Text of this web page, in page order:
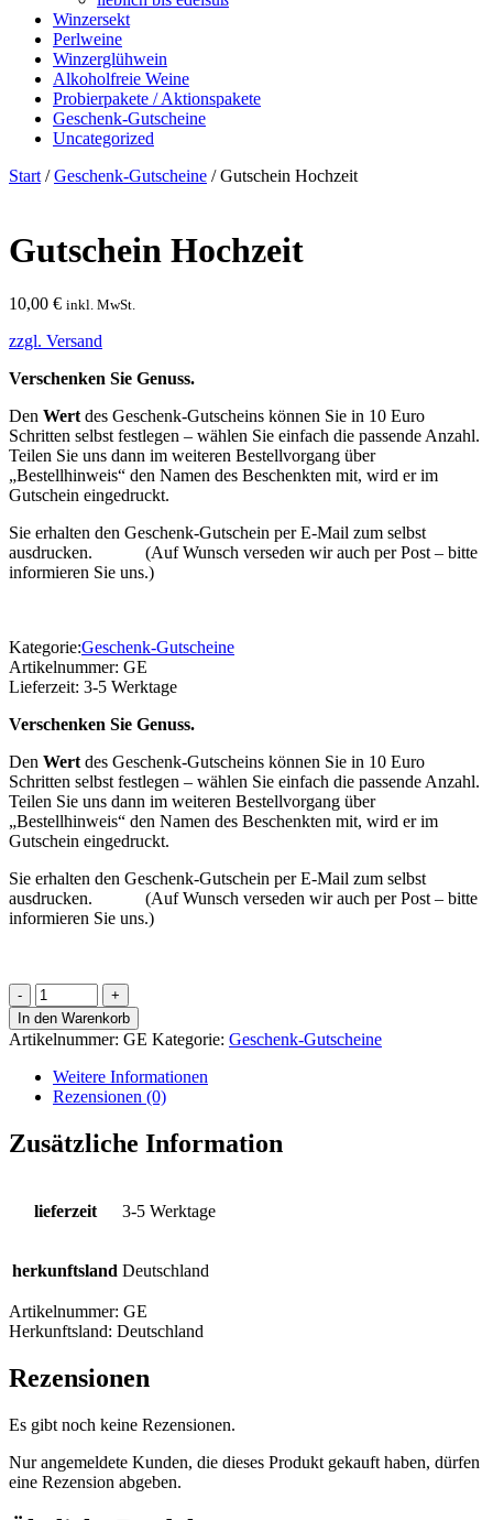
Winzersekt
Perlweine
Winzerglühwein
Alkoholfreie Weine
Probierpakete / Aktionspakete
Geschenk-Gutscheine
Uncategorized
Start/Geschenk-Gutscheine / Gutschein Hochzeit
Gutschein Hochzeit
10,00 € inkl. MwSt.
zzgl. Versand
Verschenken Sie Genuss.
Den Wert des Geschenk-Gutscheins können Sie in 10 Euro
Schritten selbst festlegen – wählen Sie einfach die passende Anzahl.
Teilen Sie uns dann im weiteren Bestellvorgang über
„Bestellhinweis“ den Namen des Beschenkten mit, wird er im
Gutschein eingedruckt.
Sie erhalten den Geschenk-Gutschein per E-Mail zum selbst
ausdrucken. (Auf Wunsch verseden wir auch per Post – bitte
informieren Sie uns.)
Kategorie:Geschenk-Gutscheine
Artikelnummer: GE
Lieferzeit: 3-5 Werktage
Verschenken Sie Genuss.
Den Wert des Geschenk-Gutscheins können Sie in 10 Euro
Schritten selbst festlegen – wählen Sie einfach die passende Anzahl.
Teilen Sie uns dann im weiteren Bestellvorgang über
„Bestellhinweis“ den Namen des Beschenkten mit, wird er im
Gutschein eingedruckt.
Sie erhalten den Geschenk-Gutschein per E-Mail zum selbst
ausdrucken. (Auf Wunsch verseden wir auch per Post – bitte
informieren Sie uns.)
Gutschein
Hochzeit
Menge
In den Warenkorb
Artikelnummer: GE Kategorie: Geschenk-Gutscheine
Weitere Informationen
Rezensionen (0)
Zusätzliche Information
lieferzeit 3-5 Werktage
herkunftsland Deutschland
Artikelnummer: GE
Herkunftsland: Deutschland
Rezensionen
Es gibt noch keine Rezensionen.
Nur angemeldete Kunden, die dieses Produkt gekauft haben, dürfen
eine Rezension abgeben.